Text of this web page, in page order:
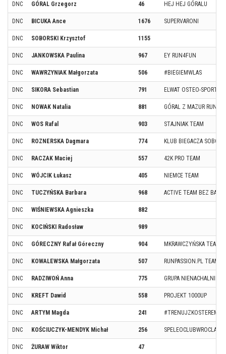
DNC GÓRAL Grzegorz 46 HEJ HEJ GÓRALU
DNC BICUKA Ance 1676 SUPERVARONI
DNC SOBORSKI Krzysztof 1155
DNC JANKOWSKA Paulina 967 EY RUN4FUN
DNC WAWRZYNIAK Małgorzata 506 #BIEGIEMWLAS
DNC SIKORA Sebastian 791 ELWAT OSTEO-SPORT
DNC NOWAK Natalia 881 GÓRAL Z MAZUR
DNC WOS Rafal 903 STAJNIAK TEAM
DNC ROZNERSKA Dagmara 774 KLUB BIEGACZA
DNC RACZAK Maciej 557 42K PRO TEAM
DNC WÓJCIK Łukasz 405 NIEMCE TEAM
DNC TUCZYŃSKA Barbara 968 ACTIVE TEAM BEZ
DNC WIŚNIEWSKA Agnieszka 882
DNC KOCIŃSKI Radosław 989
DNC GÓRECZNY Rafał Góreczny 904 MKRAWCZYŃSKA TEAM
DNC KOWALEWSKA Małgorzata 507 RUNPASSION.PL TEAM
DNC RADZIWOŃ Anna 775 GRUPA NIENACHALNIE
DNC KREFT Dawid 558 PROJEKT 1000UP
DNC ARTYM Magda 241 #TRENUJZKOSTEREM
DNC KOŚCIUCZYK-MENDYK Michał 256 SPELEOCLUBWROCLAW
DNC ŻURAW Wiktor 47